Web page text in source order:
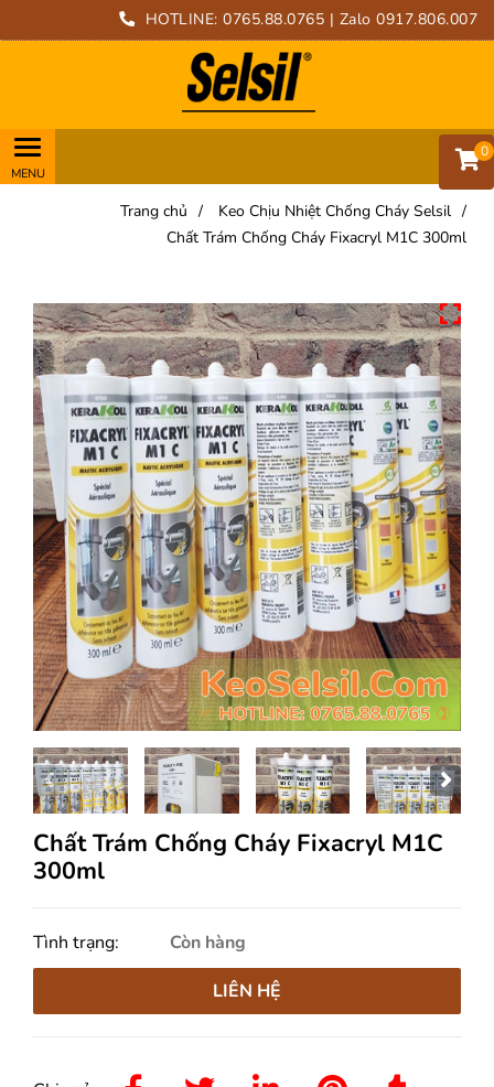
HOTLINE: 0765.88.0765 | Zalo 0917.806.007
0
Trang chủ / Keo Chịu Nhiệt Chống Cháy Selsil /
Chất Trám Chống Cháy Fixacryl M1C 300ml
Chất Trám Chống Cháy Fixacryl M1C
300ml
Tình trạng:
Còn hàng
LIÊN HỆ